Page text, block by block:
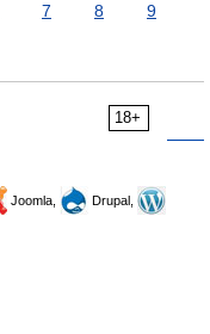
7 8
9
18+
Joomla,
Drupal,